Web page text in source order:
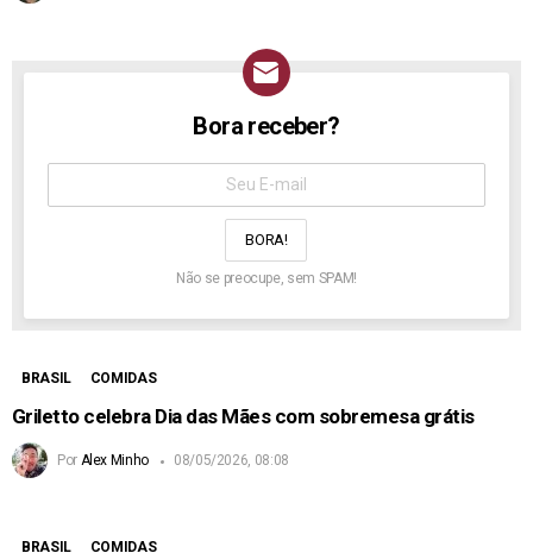
Bora receber?
Não se preocupe, sem SPAM!
BRASIL COMIDAS
Griletto celebra Dia das Mães com sobremesa grátis
Por Alex Minho 08/05/2026, 08:08
BRASIL COMIDAS